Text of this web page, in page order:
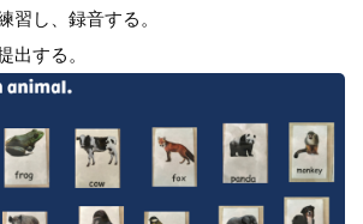
習し、録音する。
出する。